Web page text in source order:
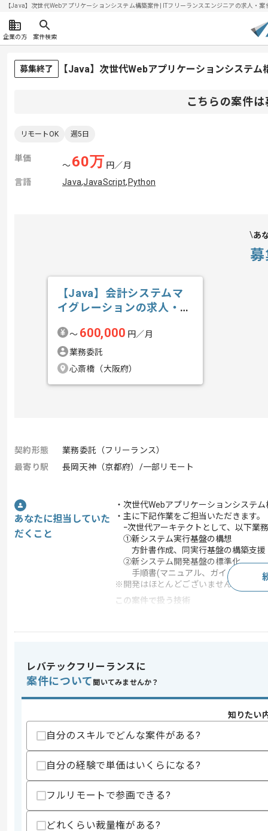
【Java】次世代Webアプリケーションシステム構築案件| ITフリーランスエンジニアの求人・
企業の方 案件検索
募集終了 【Java】次世代Webアプリケーションシステ
こちらの案件
リモートOK 週5日
単価
〜60万 円／月
言語
Java,JavaScript, Python
あ
【Java】会計システムマ
イグレーションの求人・案
〜 600,000 円／月
業務委託
心斎橋（大阪府）
契約形態
業務委託（フリーランス）
最寄り駅
長岡天神（京都府）/一部リモート
あなたに担当していた
だくこと
・次世代Webアプリケーションシステ
・主に下記作業をご担当いただきます。
ｰ次世代アーキテクトとして、以下業
①新システム実行基盤の構想
方針書作成、同実行基盤の構築支援
②新システム開発基盤の標準化
手順書(マニュアル、ガイド類)作成
※開発はほとんどございません。
この案件で扱う技術
開発ツール
スキル
求めるスキル
・アーキ経験もしくは アーキテクトと
・ Webシステム開発経験3年以上
・大規模開発向け案件にてJavaを用い
歓迎スキル
レバテックフリーランスに
案件について 聞いてみませんか？
知りたい
自分のスキルでどんな案件がある?
自分の経験で単価はいくらになる?
フルリモートで参画できる?
どれくらい裁量権がある?